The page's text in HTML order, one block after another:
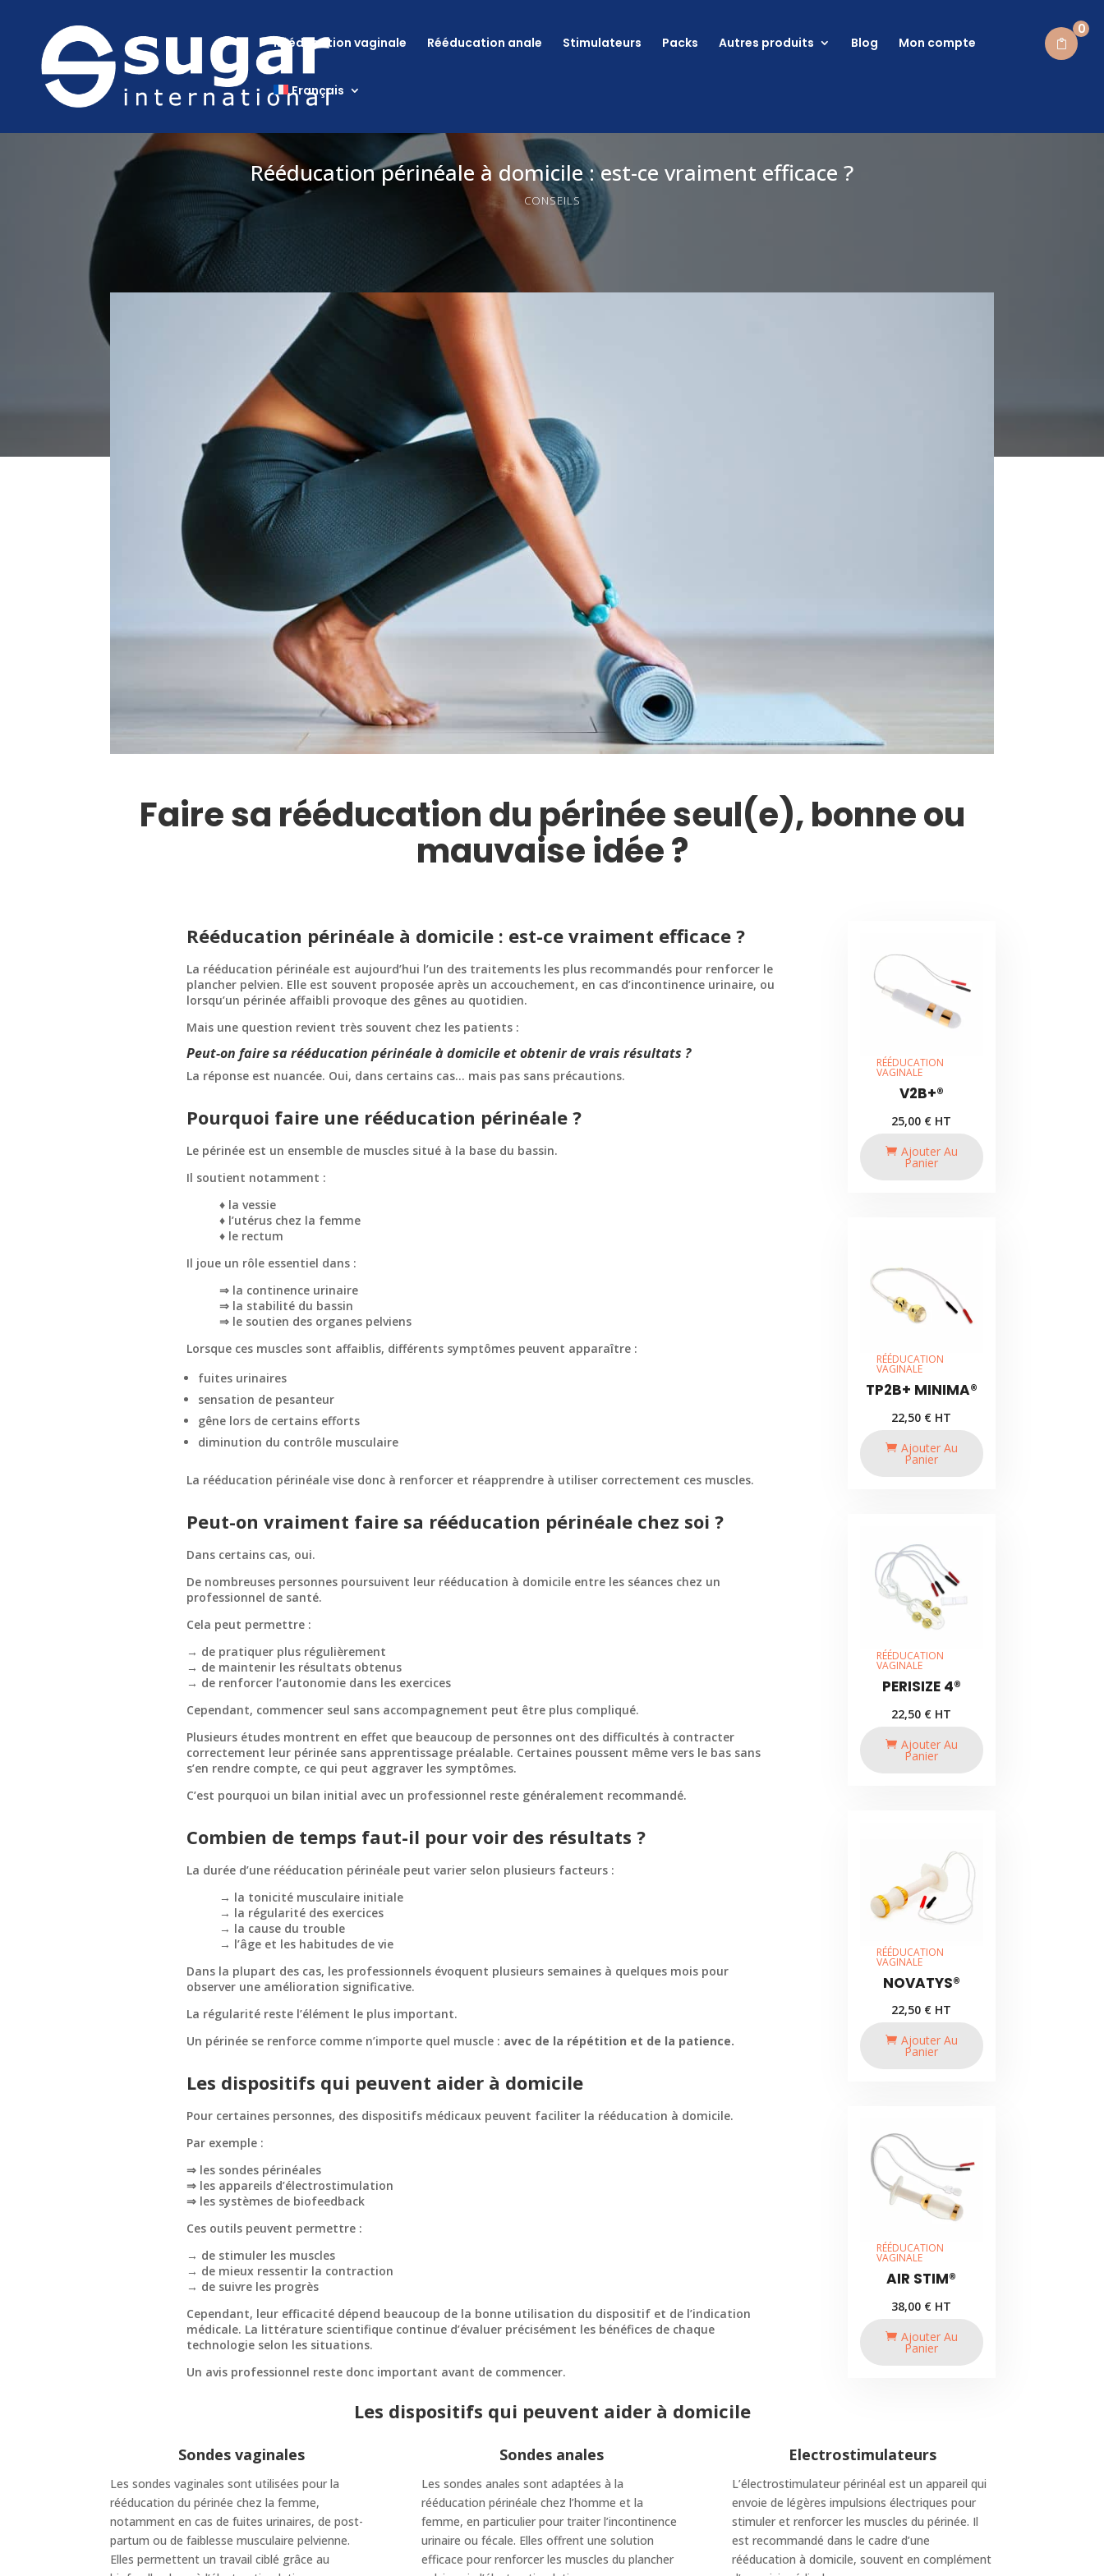
Rééducation vaginale Rééducation anale Stimulateurs Packs Autres produits Blog Mon compte
Français
0
Rééducation périnéale à domicile : est-ce vraiment efficace ?
CONSEILS
Faire sa rééducation du périnée seul(e), bonne ou
mauvaise idée ?
Rééducation périnéale à domicile : est-ce vraiment efficace ?
La rééducation périnéale est aujourd’hui l’un des traitements les plus recommandés pour renforcer le
plancher pelvien. Elle est souvent proposée après un accouchement, en cas d’incontinence urinaire, ou
lorsqu’un périnée affaibli provoque des gênes au quotidien.
Mais une question revient très souvent chez les patients :
Peut-on faire sa rééducation périnéale à domicile et obtenir de vrais résultats ?
La réponse est nuancée. Oui, dans certains cas… mais pas sans précautions.
Pourquoi faire une rééducation périnéale ?
Le périnée est un ensemble de muscles situé à la base du bassin.
Il soutient notamment :
♦ la vessie
♦ l’utérus chez la femme
♦ le rectum
Il joue un rôle essentiel dans :
⇒ la continence urinaire
⇒ la stabilité du bassin
⇒ le soutien des organes pelviens
Lorsque ces muscles sont affaiblis, différents symptômes peuvent apparaître :
fuites urinaires
sensation de pesanteur
gêne lors de certains efforts
diminution du contrôle musculaire
La rééducation périnéale vise donc à renforcer et réapprendre à utiliser correctement ces muscles.
Peut-on vraiment faire sa rééducation périnéale chez soi ?
Dans certains cas, oui.
De nombreuses personnes poursuivent leur rééducation à domicile entre les séances chez un
professionnel de santé.
Cela peut permettre :
→ de pratiquer plus régulièrement
→ de maintenir les résultats obtenus
→ de renforcer l’autonomie dans les exercices
Cependant, commencer seul sans accompagnement peut être plus compliqué.
Plusieurs études montrent en effet que beaucoup de personnes ont des difficultés à contracter
correctement leur périnée sans apprentissage préalable. Certaines poussent même vers le bas sans
s’en rendre compte, ce qui peut aggraver les symptômes.
C’est pourquoi un bilan initial avec un professionnel reste généralement recommandé.
Combien de temps faut-il pour voir des résultats ?
La durée d’une rééducation périnéale peut varier selon plusieurs facteurs :
→ la tonicité musculaire initiale
→ la régularité des exercices
→ la cause du trouble
→ l’âge et les habitudes de vie
Dans la plupart des cas, les professionnels évoquent plusieurs semaines à quelques mois pour
observer une amélioration significative.
La régularité reste l’élément le plus important.
Un périnée se renforce comme n’importe quel muscle : avec de la répétition et de la patience.
Les dispositifs qui peuvent aider à domicile
Pour certaines personnes, des dispositifs médicaux peuvent faciliter la rééducation à domicile.
Par exemple :
⇒ les sondes périnéales
⇒ les appareils d’électrostimulation
⇒ les systèmes de biofeedback
Ces outils peuvent permettre :
→ de stimuler les muscles
→ de mieux ressentir la contraction
→ de suivre les progrès
Cependant, leur efficacité dépend beaucoup de la bonne utilisation du dispositif et de l’indication
médicale. La littérature scientifique continue d’évaluer précisément les bénéfices de chaque
technologie selon les situations.
Un avis professionnel reste donc important avant de commencer.
RÉÉDUCATION
VAGINALE
V2B+®
25,00 € HT
Ajouter Au
Panier
RÉÉDUCATION
VAGINALE
TP2B+ MINIMA®
22,50 € HT
Ajouter Au
Panier
RÉÉDUCATION
VAGINALE
PERISIZE 4®
22,50 € HT
Ajouter Au
Panier
RÉÉDUCATION
VAGINALE
NOVATYS®
22,50 € HT
Ajouter Au
Panier
RÉÉDUCATION
VAGINALE
AIR STIM®
38,00 € HT
Ajouter Au
Panier
Les dispositifs qui peuvent aider à domicile
Sondes vaginales
Les sondes vaginales sont utilisées pour la
rééducation du périnée chez la femme,
notamment en cas de fuites urinaires, de post-
partum ou de faiblesse musculaire pelvienne.
Elles permettent un travail ciblé grâce au
Sondes anales
Les sondes anales sont adaptées à la
rééducation périnéale chez l’homme et la
femme, en particulier pour traiter l’incontinence
urinaire ou fécale. Elles offrent une solution
efficace pour renforcer les muscles du plancher
Electrostimulateurs
L’électrostimulateur périnéal est un appareil qui
envoie de légères impulsions électriques pour
stimuler et renforcer les muscles du périnée. Il
est recommandé dans le cadre d’une
rééducation à domicile, souvent en complément